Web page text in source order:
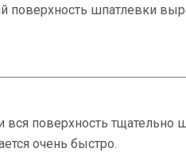
поверхность шпатлевки
поверхность
очень быстро.